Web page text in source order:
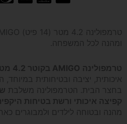
בגודל
4.2
מטר
ומהנה לכל המשפחה.
טרמפולינה AMIGO בקוטר 4.2 מטר (14 פיט)
איכותית, יציבה ובטיחותית במיוחד,
בחצר הבית. הטרמפולינה משלבת
קפיצה איכותי ורשת בטיחות
מהנה ובטוחה לילדים ולמבוגרים